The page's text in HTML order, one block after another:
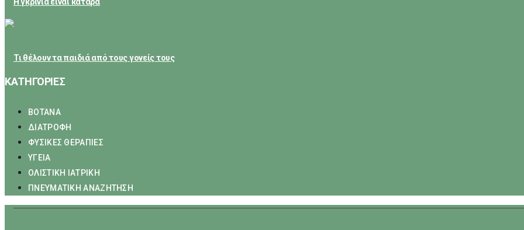
Η γκρίνια είναι κατάρα
Τι θέλουν τα παιδιά από τους γονείς τους
ΚΑΤΗΓΟΡΙΕΣ
ΒΟΤΑΝΑ
ΔΙΑΤΡΟΦΗ
ΦΥΣΙΚΕΣ ΘΕΡΑΠΙΕΣ
ΥΓΕΙΑ
ΟΛΙΣΤΙΚΗ ΙΑΤΡΙΚΗ
ΠΝΕΥΜΑΤΙΚΗ ΑΝΑΖΗΤΗΣΗ